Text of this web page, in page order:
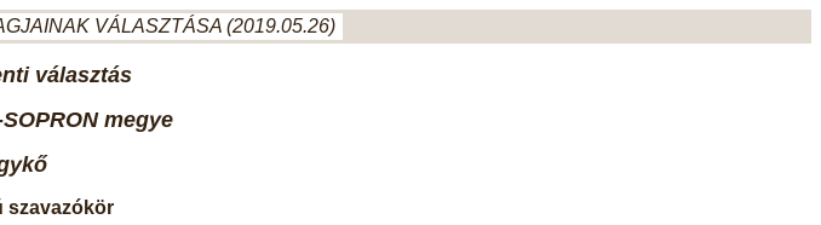
VÁLASZTÁSA (2019.05.26)
választás
megye
szavazókör